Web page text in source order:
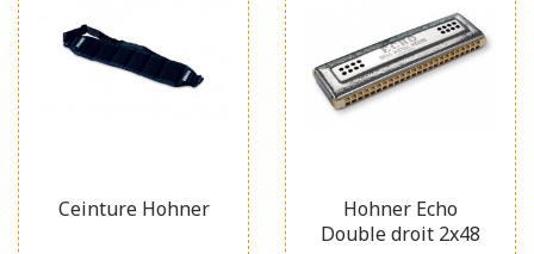
Ceinture Hohner
Hohner Echo
Double droit 2x48